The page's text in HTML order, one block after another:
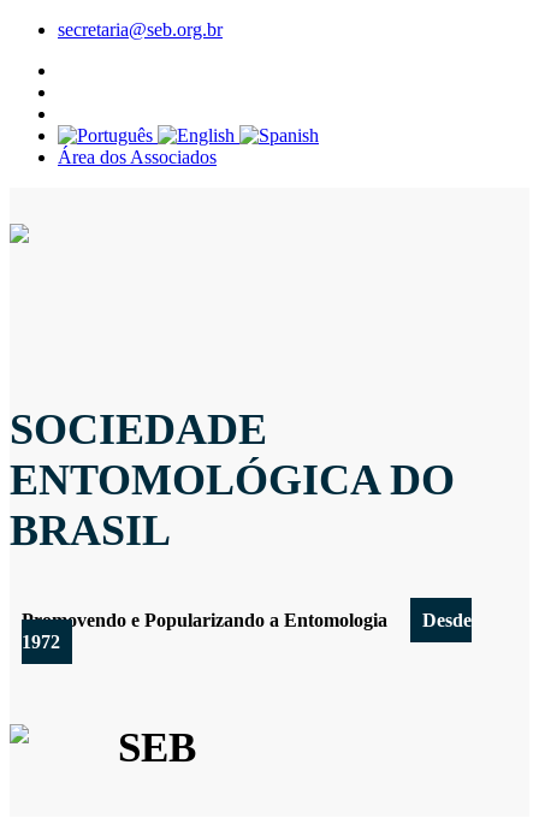
secretaria@seb.org.br
Área dos Associados
SOCIEDADE
ENTOMOLÓGICA DO
BRASIL
Promovendo e Popularizando a Entomologia
Desde
1972
SEB